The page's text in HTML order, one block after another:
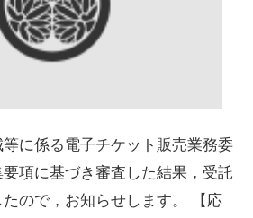
等に係る電子チケット販売業務委
項に基づき審査した結果，受託
ので，お知らせします。 【応